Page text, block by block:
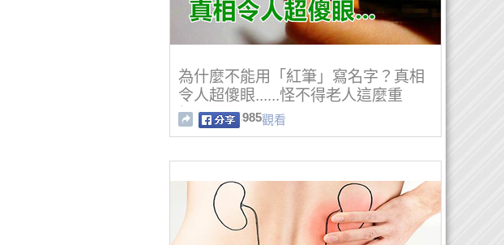
為什麼不能用「紅筆」寫名字？真相
令人超傻眼......怪不得老人這麼重
視！！
985觀看